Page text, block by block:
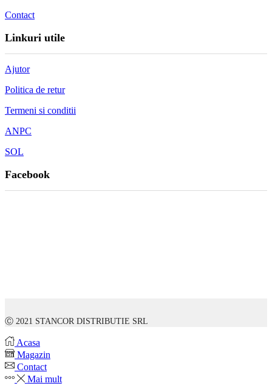
Contact
Linkuri utile
Ajutor
Politica de retur
Termeni si conditii
ANPC
SOL
Facebook
Ⓒ 2021 STANCOR DISTRIBUTIE SRL
Acasa
Magazin
Contact
Mai mult